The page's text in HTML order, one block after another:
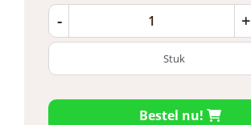
- +
Bestel nu!